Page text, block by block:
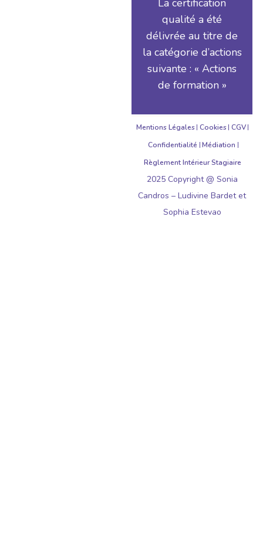
La certification
qualité a été
délivrée au titre de
la catégorie d’actions
suivante : « Actions
de formation »
Mentions Légales Cookies CGV
Confidentialité Médiation
Règlement Intérieur Stagiaire
2025 Copyright @ Sonia
Candros – Ludivine Bardet et
Sophia Estevao